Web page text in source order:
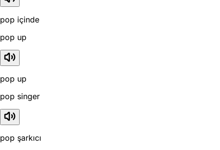
pop içinde
pop up
pop up
pop singer
pop şarkıcı